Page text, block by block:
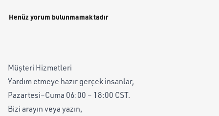
Henüz yorum bulunmamaktadır
Müşteri Hizmetleri
Yardım etmeye hazır gerçek insanlar,
Pazartesi–Cuma 06:00 – 18:00 CST.
Bizi arayın veya yazın,